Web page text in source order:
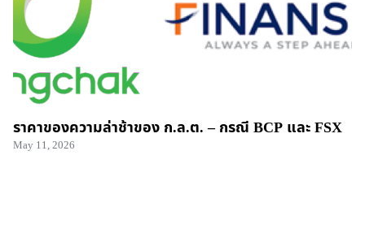
ราคาของความล่าช้าของ ก.ล.ต. – กรณี BCP และ FSX
May 11, 2026